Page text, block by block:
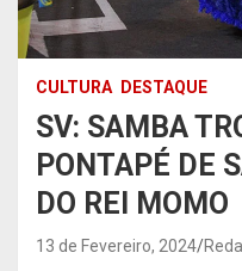
CULTURA DESTAQUE
SV: SAMBA
PONTAPÉ DE
DO REI MOMO
13 de Fevereiro, 2024